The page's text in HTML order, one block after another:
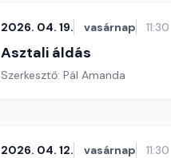
2026. 04. 19. vasárnap 11:30
Asztali áldás
Szerkesztő: Pál Amanda
2026. 04. 12. vasárnap 11:30